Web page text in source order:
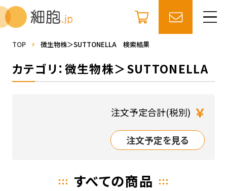
TOP 微生物株＞SUTTONELLA 検索結果
カテゴリ：微生物株＞SUTTONELLA
注文予定合計(税別) ￥
注文予定を見る
すべての商品